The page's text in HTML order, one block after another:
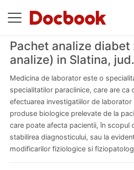
Pachet analize diabet
analize) in Slatina,
Medicina de laborator este o
specialitatilor paraclinice, care are ca
efectuarea investigatiilor de laborator
produse biologice prelevate de la
care poate afecta pacientii, în scopul
stabilirea diagnosticului, sau la
modificarilor fiziologice si